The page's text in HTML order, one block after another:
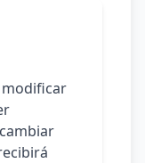
modificar